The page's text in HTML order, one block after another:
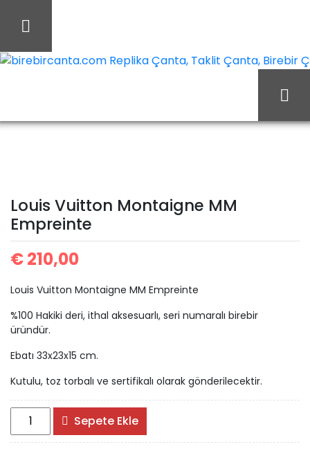
MM Empreinte
Louis Vuitton Montaigne MM
Empreinte
€210,00
Louis Vuitton Montaigne MM Empreinte
%100 Hakiki deri, ithal aksesuarlı, seri numaralı birebir
üründür.
Ebatı 33x23x15 cm.
Kutulu, toz torbalı ve sertifikalı olarak gönderilecektir.
Louis
Vuitton
Montaigne
Sepete Ekle